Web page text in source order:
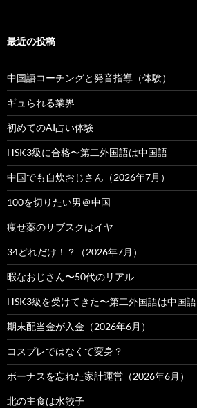
最近の投稿
中国語コーチングと発音指導（体験）
ギュられる業界
初めてのAI占い体験
HSK3級に合格〜第二外国語は中国語
中国でも自炊おじさん（2026年7月）
100を切りたい男＠中国
痩せ薬のサブスクはイヤ
34どれだけ！？（2026年7月）
暇なおじさん〜50代のリアル
HSK3級を受けてきた〜第二外国語は中国語
期末配当金が入金（2026年6月）
コスプレではなくて変身？
ボーナスを忘れた家計運営（2026年6月）
北の主食は水餃子